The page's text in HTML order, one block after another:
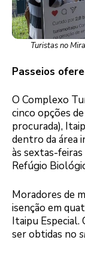
Turistas no
Passeios
O Complexo
cinco opções
procurada),
dentro da área
às sextas-
Refúgio
Moradores de
isenção em
Itaipu Especial.
ser obtidas no